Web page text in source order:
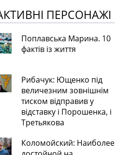
ПЕРСОНАЖІ
Поплавська Марина. 10
фактів із життя
Рибачук: Ющенко під
величезним зовнішнім
тиском відправив у
відставку і Порошенка, і
Третьякова
Коломойский: Наиболее